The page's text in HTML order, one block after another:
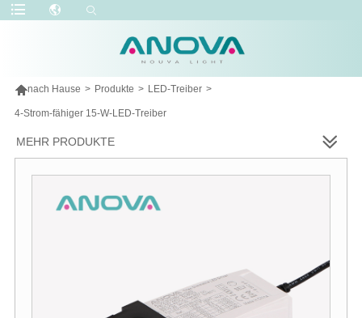
nach Hause > Produkte > LED-Treiber >
4-Strom-fähiger 15-W-LED-Treiber
MEHR PRODUKTE